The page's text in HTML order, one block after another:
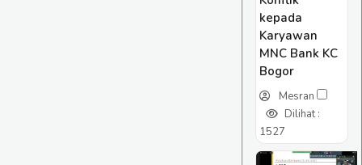
kepada
Karyawan
MNC Bank KC
Bogor
Mesran
Dilihat :
1527